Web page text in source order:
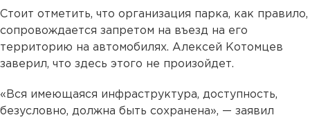
Стоит отметить, что организация парка, как правило,
сопровождается запретом на въезд на его
территорию на автомобилях. Алексей Котомцев
заверил, что здесь этого не произойдет.
«Вся имеющаяся инфраструктура, доступность,
безусловно, должна быть сохранена», — заявил